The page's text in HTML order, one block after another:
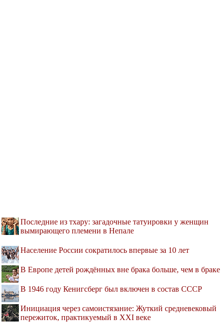
Последние из тхару: загадочные татуировки у женщин
вымирающего племени в Непале
Население России сократилось впервые за 10 лет
В Европе детей рождённых вне брака больше, чем в браке
В 1946 году Кенигсберг был включен в состав СССР
Инициация через самоистязание: Жуткий средневековый
пережиток, практикуемый в XXI веке